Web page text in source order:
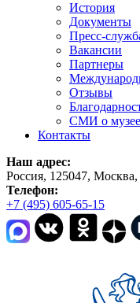
История
Документы
Пресс-
Вакансии
Партнеры
Отзывы
СМИ о музее
Контакты
Наш адрес:
Россия, 125047,
Телефон:
+7 (495) 605-65-15